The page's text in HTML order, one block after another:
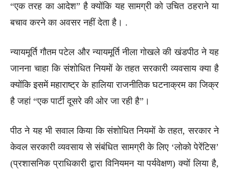
“एक तरह का आदेश” है क्योंकि यह सामग्री को उचित ठहराने या
बचाव करने का अवसर नहीं देता है। .
न्यायमूर्ति गौतम पटेल और न्यायमूर्ति नीला गोखले की खंडपीठ ने यह
जानना चाहा कि संशोधित नियमों के तहत सरकारी व्यवसाय क्या है
क्योंकि इसमें महाराष्ट्र के हालिया राजनीतिक घटनाक्रम का जिक्र
है जहां “एक पार्टी दूसरे की ओर जा रही है”।
पीठ ने यह भी सवाल किया कि संशोधित नियमों के तहत, सरकार ने
केवल सरकारी व्यवसाय से संबंधित सामग्री के लिए ‘लोको पेरेंटिस’
(प्रशासनिक प्राधिकारी द्वारा विनियमन या पर्यवेक्षण) क्यों लिया है,